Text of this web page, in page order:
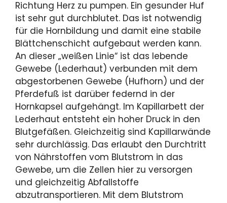
Richtung Herz zu pumpen. Ein gesunder Huf
ist sehr gut durchblutet. Das ist notwen­dig
für die Hornbildung und damit eine stabile
Blättchen­schicht aufgebaut werden kann.
An dieser „weißen Linie“ ist das lebende
Gewebe (Lederhaut) verbunden mit dem
abgestorbenen Gewebe (Hufhorn) und der
Pferdefuß ist darüber federnd in der
Hornkapsel aufgehängt. Im Kapil­larbett der
Lederhaut entsteht ein hoher Druck in den
Blutgefäßen. Gleichzeitig sind Kapillarwände
sehr durch­lässig. Das erlaubt den Durchtritt
von Nährstoffen vom Blutstrom in das
Gewebe, um die Zellen hier zu versorgen
und gleichzeitig Abfallstoffe
abzutransportieren. Mit dem Blutstrom